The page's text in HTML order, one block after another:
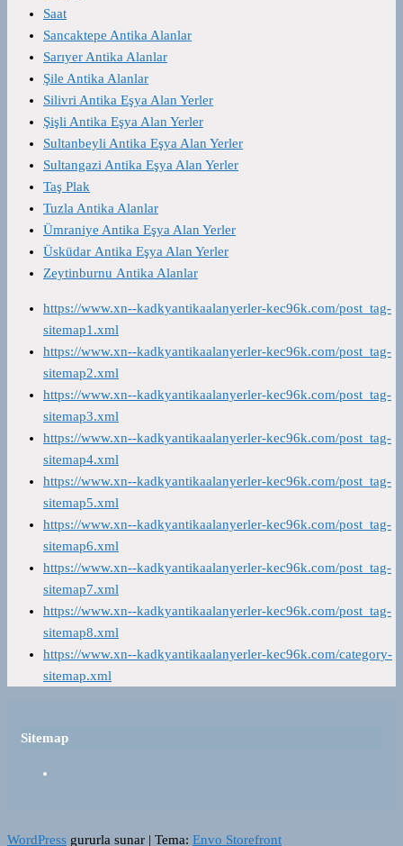
Saat
Sancaktepe Antika Alanlar
Sarıyer Antika Alanlar
Şile Antika Alanlar
Silivri Antika Eşya Alan Yerler
Şişli Antika Eşya Alan Yerler
Sultanbeyli Antika Eşya Alan Yerler
Sultangazi Antika Eşya Alan Yerler
Taş Plak
Tuzla Antika Alanlar
Ümraniye Antika Eşya Alan Yerler
Üsküdar Antika Eşya Alan Yerler
Zeytinburnu Antika Alanlar
https://www.xn--kadkyantikaalanyerler-kec96k.com/post_tag-
sitemap1.xml
https://www.xn--kadkyantikaalanyerler-kec96k.com/post_tag-
sitemap2.xml
https://www.xn--kadkyantikaalanyerler-kec96k.com/post_tag-
sitemap3.xml
https://www.xn--kadkyantikaalanyerler-kec96k.com/post_tag-
sitemap4.xml
https://www.xn--kadkyantikaalanyerler-kec96k.com/post_tag-
sitemap5.xml
https://www.xn--kadkyantikaalanyerler-kec96k.com/post_tag-
sitemap6.xml
https://www.xn--kadkyantikaalanyerler-kec96k.com/post_tag-
sitemap7.xml
https://www.xn--kadkyantikaalanyerler-kec96k.com/post_tag-
sitemap8.xml
https://www.xn--kadkyantikaalanyerler-kec96k.com/category-
sitemap.xml
Sitemap
WordPress gururla sunar | Tema: Envo Storefront